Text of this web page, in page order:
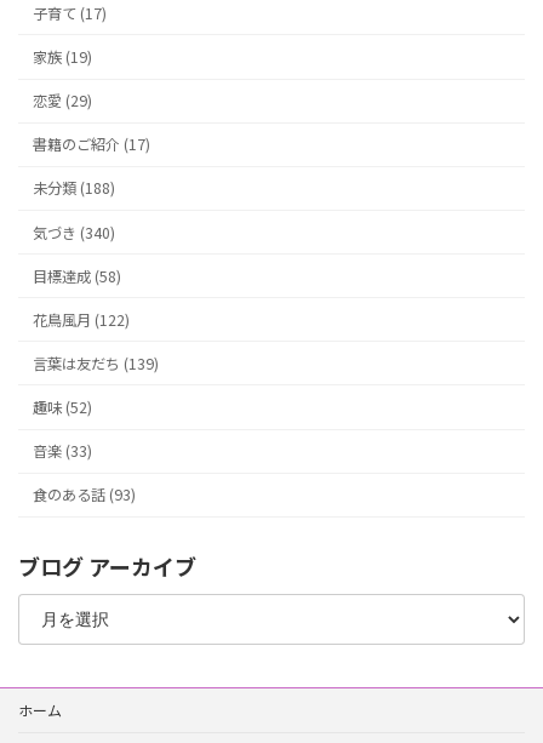
子育て (17)
家族 (19)
恋愛 (29)
書籍のご紹介 (17)
未分類 (188)
気づき (340)
目標達成 (58)
花鳥風月 (122)
言葉は友だち (139)
趣味 (52)
音楽 (33)
食のある話 (93)
ブログ アーカイブ
ブ
グ
ー
カ
ホーム